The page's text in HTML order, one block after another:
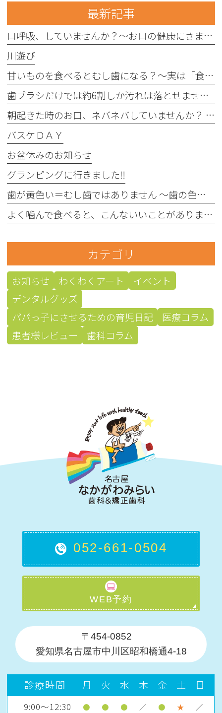
最新記事
口呼吸、していませんか？〜お口の健康にさまざまな影響を与えることがあります〜
川遊び
甘いものを食べるとむし歯になる？〜実は「食べる回数」がポイントです〜
歯ブラシだけでは約6割しか汚れは落とせません〜フロスや歯間ブラシが大切な理由〜
朝起きた時のお口、ネバネバしていませんか？ 〜実は細菌が増えているサインかもしれません〜
バスケＤＡＹ
お盆休みのお知らせ
グランピングに行きました‼︎
歯が黄色い＝むし歯ではありません 〜歯の色にはさまざまな原因があります〜
よく噛んで食べると、こんないいことがあります！
カテゴリ
お知らせ わくわくアート
イベント
デンタルグッズ
パパっ子にさせるための育児日記
医療コラム
患者様レビュー
歯科コラム
052-661-0504
WEB予約
〒454-0852
愛知県名古屋市中川区昭和橋通4-18
診療時間 月 火 水 木 金 土 日
9:00～12:30 ● ● ● ／ ● ★ ／